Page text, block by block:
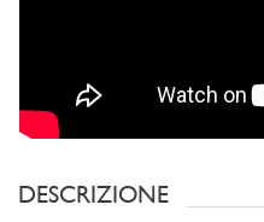
DESCRIZIONE